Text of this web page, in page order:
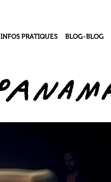
INFOS PRATIQUES
Accessibilité Handicap
BLOG-BLOG
Vidéothèque